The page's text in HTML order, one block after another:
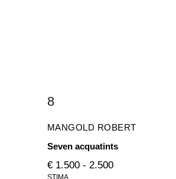
8
MANGOLD ROBERT
Seven acquatints
€ 1.500 - 2.500
STIMA